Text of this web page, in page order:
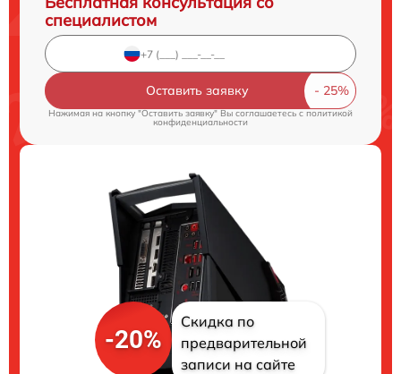
специалистом
Оставить заявку
Нажимая на кнопку "Оставить заявку" Вы соглашаетесь cполитикой
конфиденциальности
-20%
Скидка по
предварительной
записи на сайте